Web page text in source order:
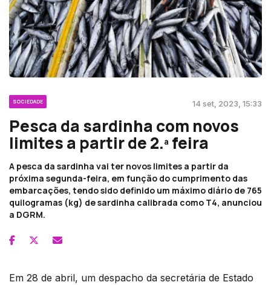
SOCIEDADE 14 set, 2023, 15:33
Pesca da sardinha com novos
limites a partir de 2.ª feira
A pesca da sardinha vai ter novos limites a partir da
próxima segunda-feira, em função do cumprimento das
embarcações, tendo sido definido um máximo diário de 765
quilogramas (kg) de sardinha calibrada como T4, anunciou
a DGRM.
Em 28 de abril, um despacho da secretária de Estado